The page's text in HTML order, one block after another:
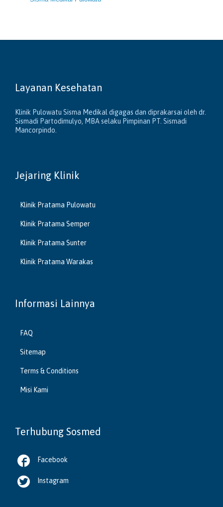
Layanan Kesehatan
Klinik Pulowatu Sisma Medikal digagas dan diprakarsai oleh dr.
Sismadi Partodimulyo, MBA selaku Pimpinan PT. Sismadi
Mancorpindo.
Jejaring Klinik
Klinik Pratama Pulowatu
Klinik Pratama Semper
Klinik Pratama Sunter
Klinik Pratama Warakas
Informasi Lainnya
FAQ
Sitemap
Terms & Conditions
Misi Kami
Terhubung Sosmed
 Facebook
 Instagram